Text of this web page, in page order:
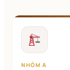
NHÓM A